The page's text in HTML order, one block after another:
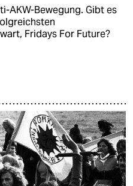
AKW-Bewegung. Gibt es
Fridays For Future?